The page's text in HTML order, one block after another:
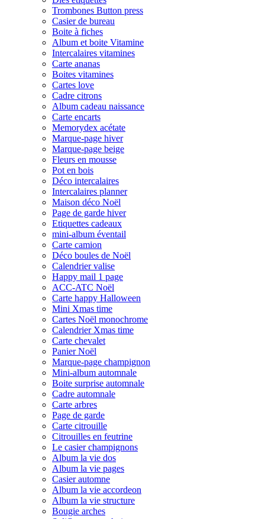
Trombones Button press
Casier de bureau
Boite à fiches
Album et boite Vitamine
Intercalaires vitamines
Carte ananas
Boites vitamines
Cartes love
Cadre citrons
Album cadeau naissance
Carte encarts
Memorydex acétate
Marque-page hiver
Marque-page beige
Fleurs en mousse
Pot en bois
Déco intercalaires
Intercalaires planner
Maison déco Noël
Page de garde hiver
Etiquettes cadeaux
mini-album éventail
Carte camion
Déco boules de Noël
Calendrier valise
Happy mail 1 page
ACC-ATC Noël
Carte happy Halloween
Mini Xmas time
Cartes Noël monochrome
Calendrier Xmas time
Carte chevalet
Panier Noël
Marque-page champignon
Mini-album automnale
Boite surprise automnale
Cadre automnale
Carte arbres
Page de garde
Carte citrouille
Citrouilles en feutrine
Le casier champignons
Album la vie dos
Album la vie pages
Casier automne
Album la vie accordeon
Album la vie structure
Bougie arches